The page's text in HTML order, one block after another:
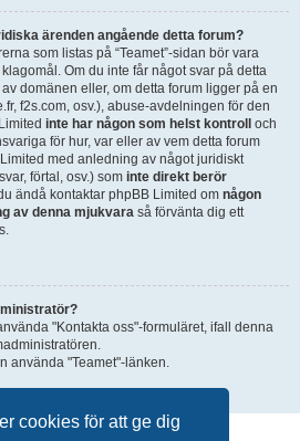
cookies för att ge dig
ärenden angående detta forum?
som listas på “Teamet”-sidan bör vara
Om du inte får något svar på detta
domänen eller, om detta forum ligger på en
f2s.com, osv.), abuse-avdelningen för den
inte har någon som helst kontroll
och
för hur, var eller av vem detta forum
med anledning av något juridiskt
förtal, osv.) som inte direkt berör
ändå kontaktar phpBB Limited om någon
av denna mjukvara så förvänta dig ett
"Kontakta oss"-formuläret, ifall denna
använda "Teamet"-länken.